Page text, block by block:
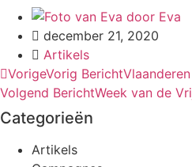
door Eva
december 21, 2020
Artikels
VorigeVorig Bericht
Volgend BerichtWeek van de
Categorieën
Artikels